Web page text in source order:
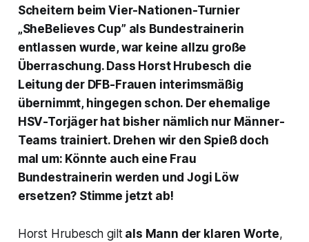
Scheitern beim Vier-Nationen-Turnier
„SheBelieves Cup” als Bundestrainerin
entlassen wurde, war keine allzu große
Überraschung. Dass Horst Hrubesch die
Leitung der DFB-Frauen interimsmäßig
übernimmt, hingegen schon. Der ehemalige
HSV-Torjäger hat bisher nämlich nur Männer-
Teams trainiert. Drehen wir den Spieß doch
mal um: Könnte auch eine Frau
Bundestrainerin werden und Jogi Löw
ersetzen? Stimme jetzt ab!
Horst Hrubesch giltals Mann der klaren Worte,